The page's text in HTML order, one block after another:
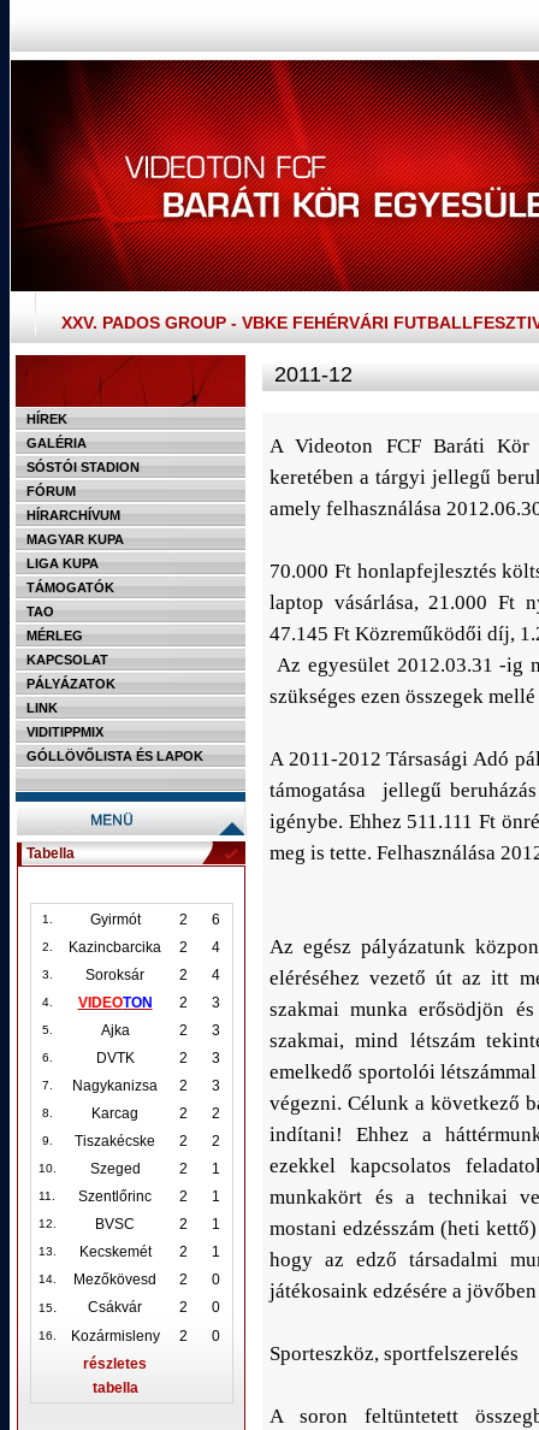
XXV. PADOS GROUP - VBKE FEHÉRVÁRI
HÍREK
GALÉRIA
SÓSTÓI STADION
FÓRUM
HÍRARCHÍVUM
MAGYAR KUPA
LIGA KUPA
TÁMOGATÓK
TAO
MÉRLEG
KAPCSOLAT
PÁLYÁZATOK
LINK
VIDITIPPMIX
GÓLLÖVŐLISTA ÉS LAPOK
Tabella
1. Gyirmót 2 6
2. Kazincbarcika 2 4
3. Soroksár 2 4
4. VIDEOTON 2 3
5. Ajka 2 3
6. DVTK 2 3
7. Nagykanizsa 2 3
8. Karcag 2 2
9. Tiszakécske 2 2
10. Szeged 2 1
11. Szentlőrinc 2 1
12. BVSC 2 1
13. Kecskemét 2 1
14. Mezőkövesd 2 0
15. Csákvár 2 0
16. Kozármisleny 2
0
részletes
tabella
2011-12
A Videoton FCF Baráti Kör
keretében a tárgyi jellegű
amely felhasználása
70.000 Ft honlapfejlesztés
laptop vásárlása, 21.000 Ft
47.145 Ft Közreműködői díj,
Az egyesület 2012.03.31 -ig
szükséges ezen összegek
A 2011-2012 Társasági Adó
támogatása jellegű
igénybe. Ehhez 511.111 Ft
meg is tette. Felhasználása
Az egész pályázatunk
eléréséhez vezető út az itt
szakmai munka erősödjön
szakmai, mind létszám
emelkedő sportolói
végezni. Célunk a következő
indítani! Ehhez a
ezekkel kapcsolatos
munkakört és a technikai
mostani edzésszám (heti
hogy az edző társadalmi
játékosaink edzésére a
Sporteszköz, sportfelszerelés
A soron feltüntetett